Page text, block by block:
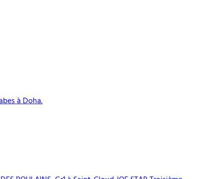
à Doha.